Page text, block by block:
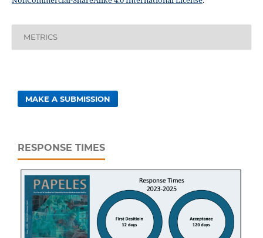
METRICS
MAKE A SUBMISSION
RESPONSE TIMES